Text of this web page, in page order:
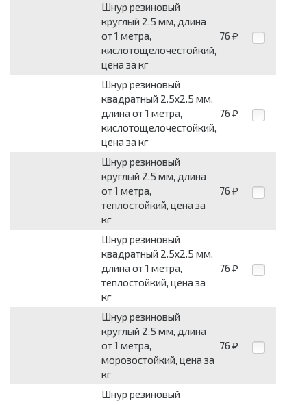
Шнур резиновый
круглый 2.5 мм, длина
от 1 метра,
кислотощелочестойкий,
цена за кг
76 ₽
Шнур резиновый
квадратный 2.5x2.5 мм,
длина от 1 метра,
кислотощелочестойкий,
цена за кг
76 ₽
Шнур резиновый
круглый 2.5 мм, длина
от 1 метра,
теплостойкий, цена за
кг
76 ₽
Шнур резиновый
квадратный 2.5x2.5 мм,
длина от 1 метра,
теплостойкий, цена за
кг
76 ₽
Шнур резиновый
круглый 2.5 мм, длина
от 1 метра,
морозостойкий, цена за
кг
76 ₽
Шнур резиновый